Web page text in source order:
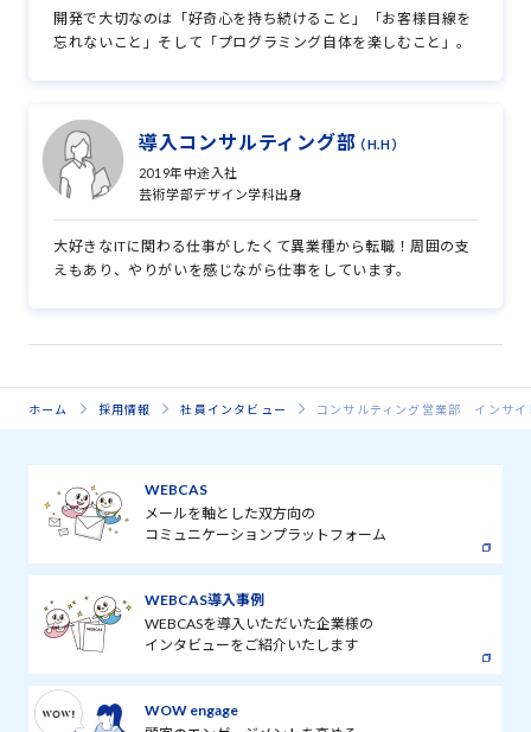
開発で大切なのは「好奇心を持ち続けること」「お客様目線を
忘れないこと」そして「プログラミング自体を楽しむこと」。
導入コンサルティング部（H.H）
2019年中途入社
芸術学部デザイン学科出身
大好きなITに関わる仕事がしたくて異業種から転職！周囲の支
えもあり、やりがいを感じながら仕事をしています。
ホーム 採用情報 社員インタビュー コンサルティング営業部 インサイ
WEBCAS
メールを軸とした双方向の
コミュニケーションプラットフォーム
WEBCAS導入事例
WEBCASを導入いただいた企業様の
インタビューをご紹介いたします
WOW engage